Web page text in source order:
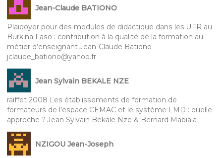
Jean-Claude BATIONO
Plaidoyer pour des modules de didactique dans les UFR au
Burkina Faso : contribution à la qualité de la formation au
métier d’enseignant Jean-Claude Bationo
jclaude_bationo@yahoo.fr
Jean Sylvain BEKALE NZE
raiffet 2008 Les établissements de formation de
formateurs de l’espace CEMAC et le système LMD : quelle
approche ? Jean Sylvain Bekale Nze & Bernard Mabiala
NZIGOU Jean-Joseph